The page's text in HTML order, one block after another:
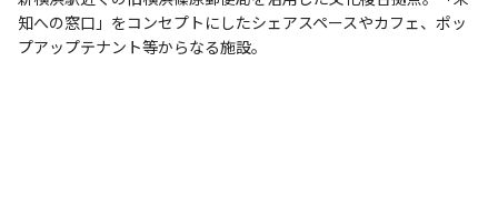
知への窓口」をコンセプトにしたシェアスペースやカフェ、ポッ
プアップテナント等からなる施設。